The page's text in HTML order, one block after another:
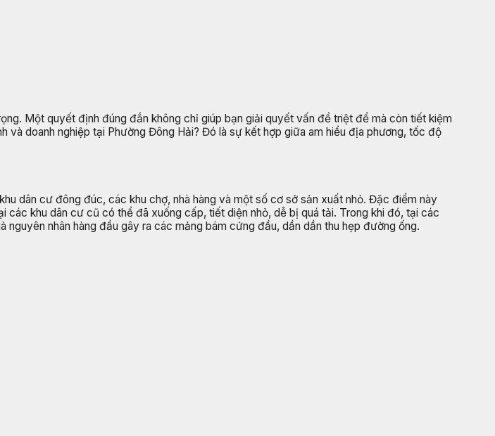
Một quyết định đúng đắn không chỉ giúp bạn giải quyết vấn đề triệt để mà còn tiết kiệm
doanh nghiệp tại Phường Đông Hải? Đó là sự kết hợp giữa am hiểu địa phương, tốc độ
dân cư đông đúc, các khu chợ, nhà hàng và một số cơ sở sản xuất nhỏ. Đặc điểm này
khu dân cư cũ có thể đã xuống cấp, tiết diện nhỏ, dễ bị quá tải. Trong khi đó, tại các
nhân hàng đầu gây ra các mảng bám cứng đầu, dần dần thu hẹp đường ống.